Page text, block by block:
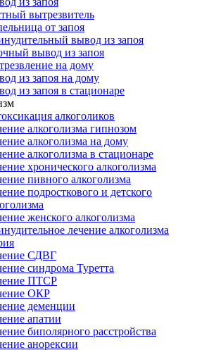
вытрезвитель
от запоя
вывод из запоя
вывод из запоя
на дому
из запоя на дому
из запоя в стационаре
алкоголиков
алкоголизма гипнозом
алкоголизма на дому
алкоголизма в стационаре
хронического алкоголизма
пивного алкоголизма
подросткового и детского
женского алкоголизма
лечение алкоголизма
СДВГ
синдрома Туретта
ПТСР
ОКР
деменции
апатии
биполярного расстройства
анорексии